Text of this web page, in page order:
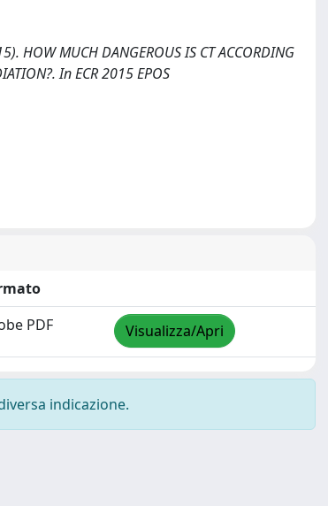
HOW MUCH DANGEROUS IS CT ACCORDING
In ECR 2015 EPOS
PDF Visualizza/Apri
indicazione.